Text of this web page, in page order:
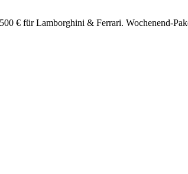
€ für Lamborghini & Ferrari. Wochenend-